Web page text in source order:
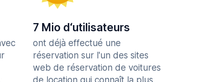
7 Mio d‘utilisateurs
ont déjà effectué une
réservation sur l'un des sites
web de réservation de voitures
de location qui connaît la plus